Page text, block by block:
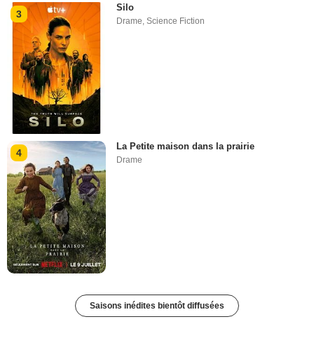
3
Silo
Drame,Science Fiction
4
La Petite maison dans la prairie
Drame
Saisons inédites bientôt diffusées